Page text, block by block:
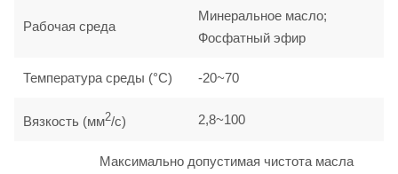
Рабочая среда
Минеральное масло;
Фосфатный эфир
Температура среды (°C) -20~70
Вязкость (мм2/с) 2,8~100
Максимально допустимая чистота масла